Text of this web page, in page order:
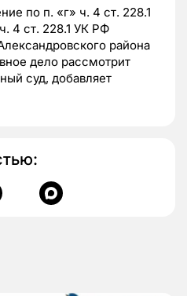
по п. «г» ч. 4 ст. 228.1
4 ст. 228.1 УК РФ
района
дело рассмотрит
суд, добавляет